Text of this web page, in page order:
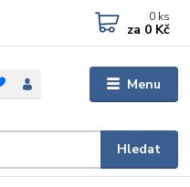
Menu
Hledat
0 ks
za 0 Kč